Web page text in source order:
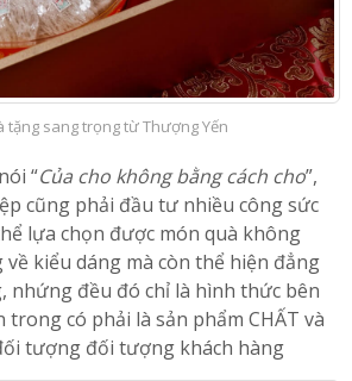
tặng sang trọng từ Thượng Yến
“Của cho không bằng cách cho”,
cũng phải đầu tư nhiều công sức
lựa chọn được món quà không
kiểu dáng mà còn thể hiện đẳng
nhứng đều đó chỉ là hình thức bên
có phải là sản phẩm CHẤT và
tượng đối tượng khách hàng